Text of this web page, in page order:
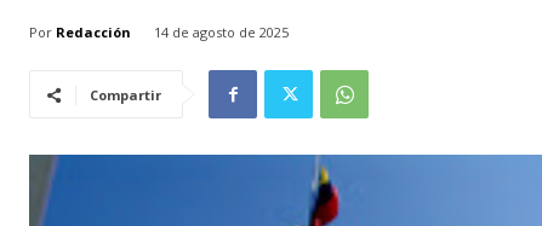
Por Redacción 14 de agosto de 2025
Compartir